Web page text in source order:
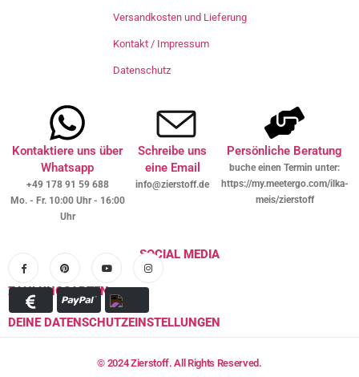
Versandkosten und Lieferung
Kontakt / Impressum
Datenschutz
Kontaktiere uns über
Whatsapp
+49 178 91 59 688
Mo. - Fr. 10:00 Uhr - 16:00
Uhr
Schreibe uns
eine Email
info@zierstoff.de
Persönliche Beratung
buche einen Termin unter:
https://my.meetergo.com/ilka-
meis/zierstoff
SOCIAL MEDIA
ZAHLUNGSARTEN
DEINE DATENSCHUTZEINSTELLUNGEN
© 2024 Zierstoff. All Rights Reserved.